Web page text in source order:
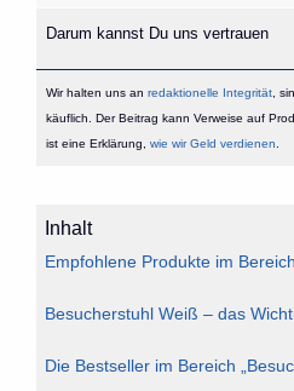
Darum kannst Du uns vertrauen
Wir halten uns an redaktionelle Integrität,
käuflich. Der Beitrag kann Verweise auf
ist eine Erklärung, wie wir Geld verdienen
Inhalt
Empfohlene Produkte im
Besucherstuhl Weiß – das
Die Bestseller im Bereich